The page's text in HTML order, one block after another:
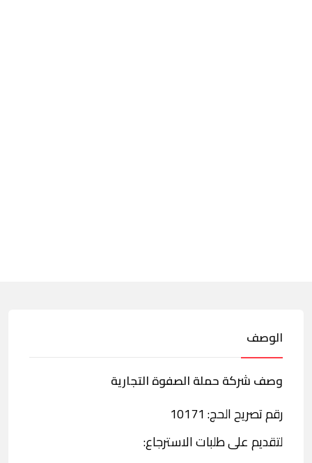
الوصف
وصف شركة حملة الصفوة التجارية
رقم تصريح الحج: 10171
لتقديم على طلبات الاسترجاع: